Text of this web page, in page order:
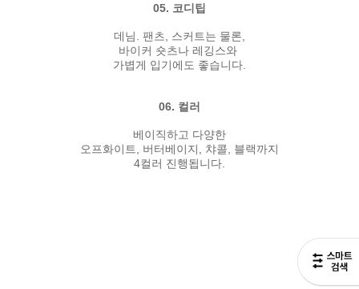
05. 코디팁
데님. 팬츠, 스커트는 물론,
바이커 숏츠나 레깅스와
가볍게 입기에도 좋습니다.
06. 컬러
베이직하고 다양한
오프화이트, 버터베이지, 챠콜, 블랙까지
4컬러 진행됩니다.